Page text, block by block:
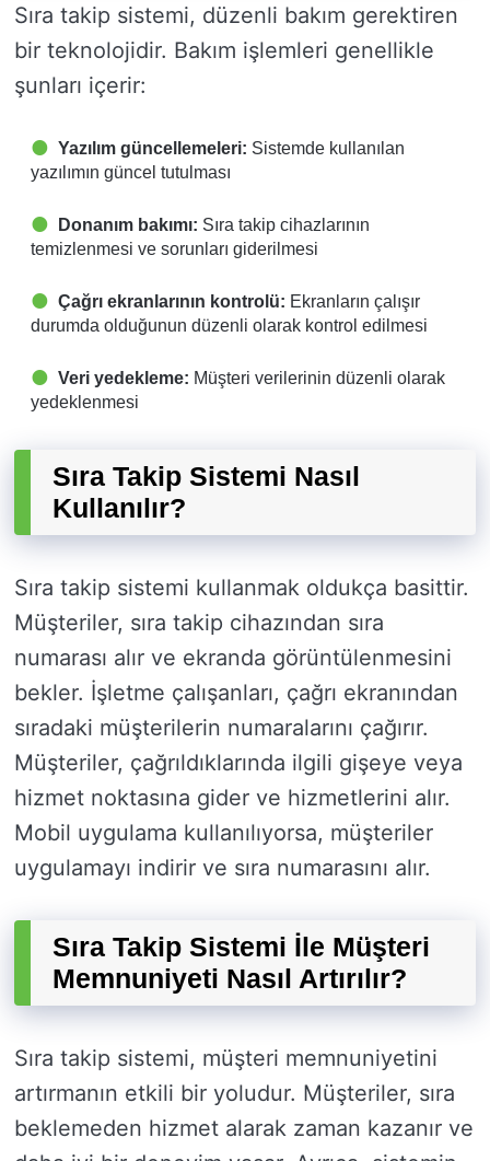
Sıra takip sistemi, düzenli bakım gerektiren
bir teknolojidir. Bakım işlemleri genellikle
şunları içerir:
Yazılım güncellemeleri: Sistemde kullanılan
yazılımın güncel tutulması
Donanım bakımı: Sıra takip cihazlarının
temizlenmesi ve sorunları giderilmesi
Çağrı ekranlarının kontrolü: Ekranların çalışır
durumda olduğunun düzenli olarak kontrol edilmesi
Veri yedekleme: Müşteri verilerinin düzenli olarak
yedeklenmesi
Sıra Takip Sistemi Nasıl
Kullanılır?
Sıra takip sistemi kullanmak oldukça basittir.
Müşteriler, sıra takip cihazından sıra
numarası alır ve ekranda görüntülenmesini
bekler. İşletme çalışanları, çağrı ekranından
sıradaki müşterilerin numaralarını çağırır.
Müşteriler, çağrıldıklarında ilgili gişeye veya
hizmet noktasına gider ve hizmetlerini alır.
Mobil uygulama kullanılıyorsa, müşteriler
uygulamayı indirir ve sıra numarasını alır.
Sıra Takip Sistemi İle Müşteri
Memnuniyeti Nasıl Artırılır?
Sıra takip sistemi, müşteri memnuniyetini
artırmanın etkili bir yoludur. Müşteriler, sıra
beklemeden hizmet alarak zaman kazanır ve